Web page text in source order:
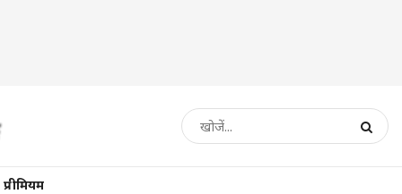
प्रीमियम